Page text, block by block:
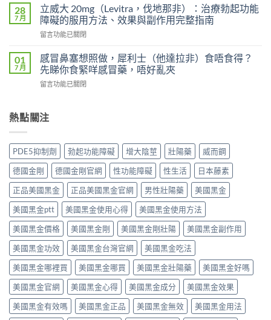
癮
嗎？
效
利
士
副
大
嗎？
賴
性、
停
藥
反
應
與
安
全
用
法
完
整
解
析〉
中
達
雙
效
片
Super
Power）
果
雙
制、
用
法
與
安
全
指
南〉
中
而
鋼
（Viagra，
西
那
非）
副
作
解
痛、
鼻
塞
是
正
常
的？
哪
些
情
況
必
須
停
藥
就
醫〉
28
7 月
立威大 20mg（Levitra，伐地那非）：治療勃起功能
障礙的服用方法、效果與副作用完整指南
在
威
大
20mg（Levitra，
伐
非）：
勃
起
功
能
障
礙
的
服
用
方
法、
效
果
與
副
作
用
留言功能已關閉
01
7 月
感冒鼻塞想照做，犀利士（他達拉非）食唔食得？
先睇你食緊咩感冒藥，唔好亂夾
在
鼻
塞
照
做，
犀
利
士
（他
達
拉
非）
食
唔
食
得？
先
睇
你
食
留言功能已關閉
熱點關注
PDE5抑制劑 勃起功能障礙 增大陰莖 壯陽藥
威而鋼
德國金剛
德國金剛官網 性功能障礙 性生活
日本藤素
正品美國黑金
正品美國黑金官網 男性壯陽藥
美國黑金
美國黑金ptt
美國黑金使用心得
美國黑金使用方法
美國黑金價格
美國黑金剛 美國黑金剛壯陽
美國黑金副作用
美國黑金功效
美國黑金台灣官網
美國黑金吃法
美國黑金哪裡買
美國黑金哪買 美國黑金壯陽藥
美國黑金好嗎
美國黑金官網
美國黑金心得 美國黑金成分
美國黑金效果
美國黑金有效嗎
美國黑金正品 美國黑金無效 美國黑金用法